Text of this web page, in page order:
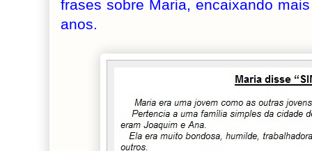
frases sobre Maria, encaixando
anos.